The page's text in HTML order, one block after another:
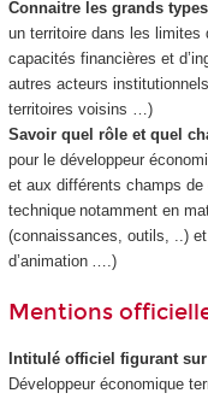
Connaitre les grands
un territoire dans les limites
capacités financières et
autres acteurs
territoires voisins …)
Savoir quel rôle et quel
pour le développeur
et aux différents champs
technique notamment en
(connaissances, outils, ..)
d’animation ….)
Mentions
Intitulé officiel figurant
Développeur économique